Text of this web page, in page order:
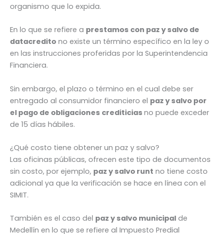
organismo que lo expida.
En lo que se refiere a prestamos con paz y salvo de
datacredito no existe un término específico en la ley o
en las instrucciones proferidas por la Superintendencia
Financiera.
Sin embargo, el plazo o término en el cual debe ser
entregado al consumidor financiero el paz y salvo por
el pago de obligaciones crediticias no puede exceder
de 15 días hábiles.
¿Qué costo tiene obtener un paz y salvo?
Las oficinas públicas, ofrecen este tipo de documentos
sin costo, por ejemplo, paz y salvo runt no tiene costo
adicional ya que la verificación se hace en línea con el
SIMIT.
También es el caso del paz y salvo municipal de
Medellín en lo que se refiere al Impuesto Predial